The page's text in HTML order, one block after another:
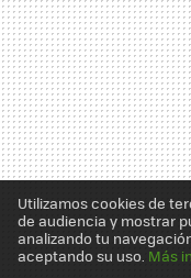
Utilizamos cookies de
de audiencia y mostrar
analizando tu
aceptando su uso. Más